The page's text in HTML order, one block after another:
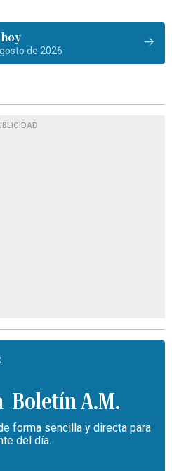
de 2026
Boletín A.M.
forma sencilla y directa para
del día.